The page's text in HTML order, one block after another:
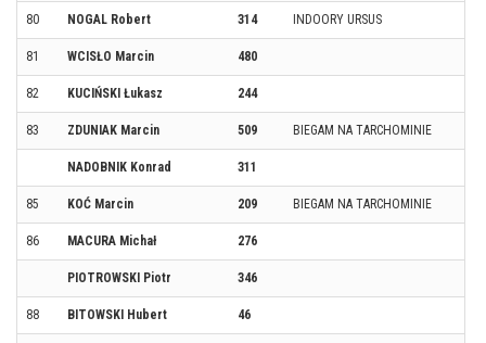
80 NOGAL Robert 314 INDOORY URSUS
81 WCISŁO Marcin 480
82 KUCIŃSKI Łukasz 244
83 ZDUNIAK Marcin 509 BIEGAM NA TARCHOMINIE
NADOBNIK Konrad 311
85 KOĆ Marcin 209 BIEGAM NA TARCHOMINIE
86 MACURA Michał 276
PIOTROWSKI Piotr 346
88 BITOWSKI Hubert 46